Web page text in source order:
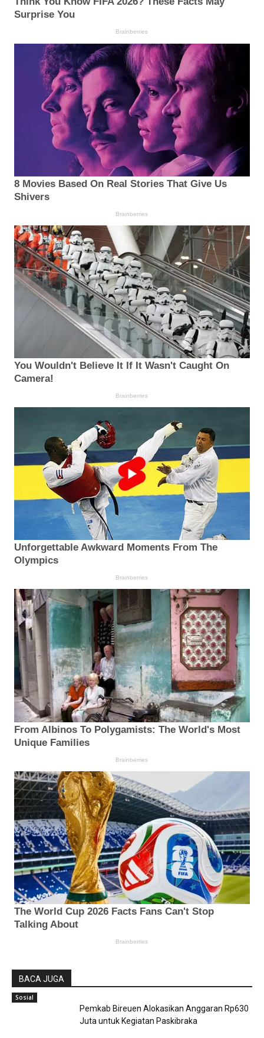
BACA JUGA
Sosial
Pemkab Bireuen Alokasikan Anggaran Rp630
Juta untuk Kegiatan Paskibraka